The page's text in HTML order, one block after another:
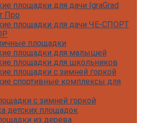
площадки для дачи IgraGrad
Про
площадки для дачи ЧЕ-СПОРТ
площадки для дачи IgraGrad С
площадки для дачи ЧЕ-СПОРТ
площадки для дачи Савушка
уличные игровые площадки
IgraGrad К
площадки для дачи IgraGrad W
площадки для дачи Выше всех
площадки
площадки для малышей
площадки для школьников
площадки с зимней горкой
спортивные комплексы для
с зимней горкой
детских площадок
из дерева